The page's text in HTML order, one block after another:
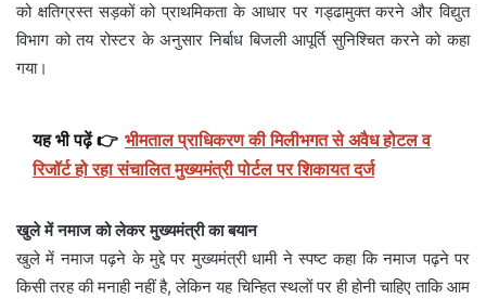
को क्षतिग्रस्त सड़कों को प्राथमिकता के आधार पर गड्ढामुक्त करने और विद्युत
विभाग को तय रोस्टर के अनुसार निर्बाध बिजली आपूर्ति सुनिश्चित करने को कहा
गया।
यह भी पढ़ें 👉 भीमताल प्राधिकरण की मिलीभगत से अवैध होटल व
रिजॉर्ट हो रहा संचालित मुख्यमंत्री पोर्टल पर शिकायत दर्ज
खुले में नमाज को लेकर मुख्यमंत्री का बयान
खुले में नमाज पढ़ने के मुद्दे पर मुख्यमंत्री धामी ने स्पष्ट कहा कि नमाज पढ़ने पर
किसी तरह की मनाही नहीं है, लेकिन यह चिन्हित स्थलों पर ही होनी चाहिए ताकि आम